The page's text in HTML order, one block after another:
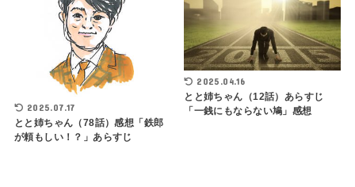
2025.07.17
とと姉ちゃん（78話）感想「鉄郎
が頼もしい！？」あらすじ
2025.04.16
とと姉ちゃん（12話）あらすじ
「一銭にもならない鳩」感想